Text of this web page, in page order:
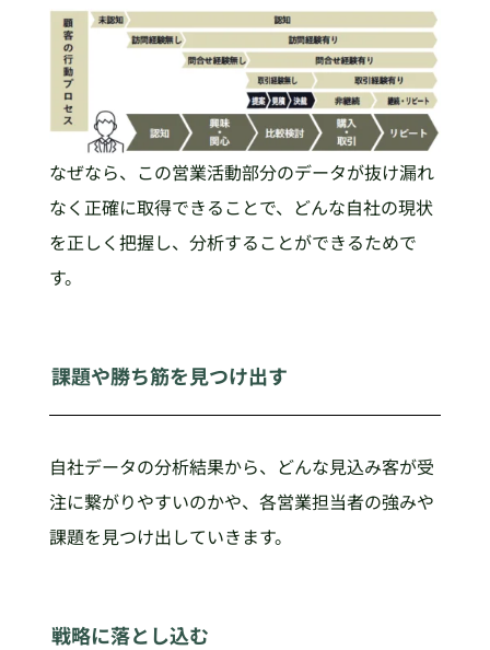
なぜなら、この営業活動部分のデータが抜け漏れ
なく正確に取得できることで、どんな自社の現状
を正しく把握し、分析することができるためで
す。
課題や勝ち筋を見つけ出す
自社データの分析結果から、どんな見込み客が受
注に繋がりやすいのかや、各営業担当者の強みや
課題を見つけ出していきます。
戦略に落とし込む